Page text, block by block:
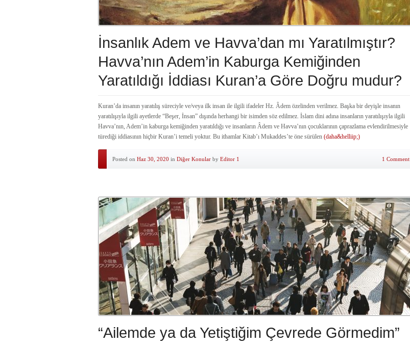
İnsanlık Adem ve Havva’dan mı Yaratılmıştır?
Havva’nın Adem’in Kaburga Kemiğinden
Yaratıldığı İddiası Kuran’a Göre Doğru mudur?
Kuran’da insanın yaratılış süreciyle ve/veya ilk insan ile ilgili ifadeler Hz. Âdem özelinden verilmez. Başka bir deyişle insanın
yaratılışıyla ilgili ayetlerde “Beşer, İnsan” dışında herhangi bir isimden söz edilmez. İslam dini adına insanların yaratılışıyla ilgili
Havva’nın, Adem’in kaburga kemiğinden yaratıldığı ve insanların Âdem ve Havva’nın çocuklarının çaprazlama evlendirilmesiyle
türediği iddiasının hiçbir Kuran’i temeli yoktur. Bu ithamlar Kitab’ı Mukaddes’te öne sürülen (daha&helliip;)
Posted on Haz 30, 2020 in Diğer Konular by Editor 1 1 Comment
“Ailemde ya da Yetiştiğim Çevrede Görmedim”